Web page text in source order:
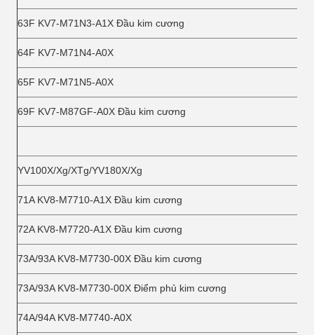
63F KV7-M71N3-A1X Đầu kim cương
64F KV7-M71N4-A0X
65F KV7-M71N5-A0X
69F KV7-M87GF-A0X Đầu kim cương
YV100X/Xg/XTg/YV180X/Xg
71A KV8-M7710-A1X Đầu kim cương
72A KV8-M7720-A1X Đầu kim cương
73A/93A KV8-M7730-00X Đầu kim cương
73A/93A KV8-M7730-00X Điểm phủ kim cương
74A/94A KV8-M7740-A0X